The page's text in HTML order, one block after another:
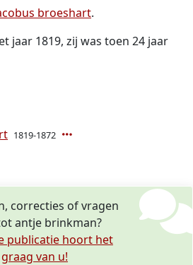
broeshart.
jaar 1819, zij was toen 24 jaar
1819-1872
correcties of vragen
antje brinkman?
publicatie hoort het
graag van u!